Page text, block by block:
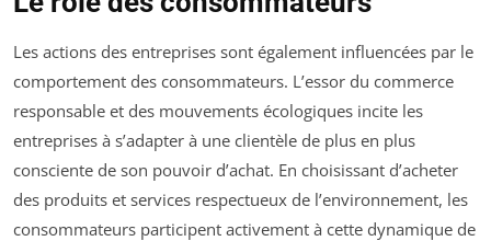
Les actions des entreprises sont également influencées par le
comportement des consommateurs. L’essor du commerce
responsable et des mouvements écologiques incite les
entreprises à s’adapter à une clientèle de plus en plus
consciente de son pouvoir d’achat. En choisissant d’acheter
des produits et services respectueux de l’environnement, les
consommateurs participent activement à cette dynamique de